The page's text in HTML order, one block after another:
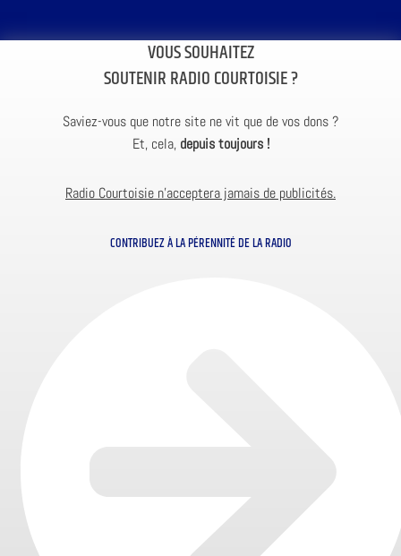
VOUS SOUHAITEZ
SOUTENIR RADIO COURTOISIE ?
Saviez-vous que notre site ne vit que de vos dons ?
Et, cela, depuis toujours !
Radio Courtoisie n’acceptera jamais de publicités.
CONTRIBUEZ À LA PÉRENNITÉ DE LA RADIO